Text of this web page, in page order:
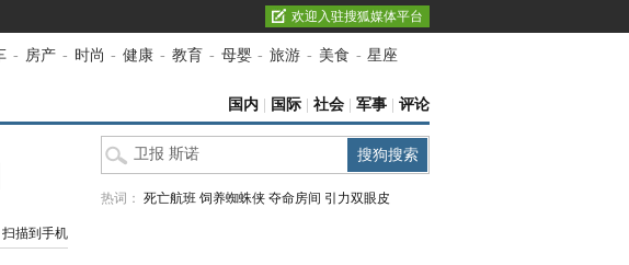
欢迎入驻搜狐媒体平台
- 房产 - 时尚 - 健康 - 教育 - 母婴 - 旅游 - 美食 - 星座
国内 国际 社会 军事 评论
扫描到手机
热词： 死亡航班 饲养蜘蛛侠 夺命房间 引力双眼皮